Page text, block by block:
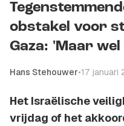
obstakel voor
Gaza: 'Maar
Hans Stehouwer•17 januari
Het Israëlische
vrijdag of het